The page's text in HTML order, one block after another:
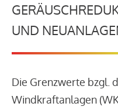
UND
Die Grenzwerte bzgl.
Windkraftanlagen